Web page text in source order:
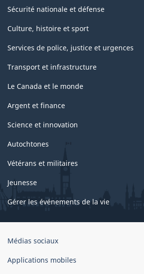
Sécurité nationale et défense
Culture, histoire et sport
Services de police, justice et urgences
Transport et infrastructure
Le Canada et le monde
Argent et finance
Science et innovation
Autochtones
Vétérans et militaires
Jeunesse
Gérer les événements de la vie
Organisation
gouvernement
Médias sociaux
Applications mobiles